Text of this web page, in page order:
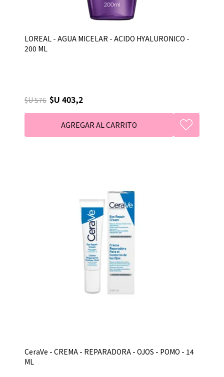
LOREAL - AGUA MICELAR - ACIDO HYALURONICO -
200 ML
$U 576 $U 403,2
CeraVe - CREMA - REPARADORA - OJOS - POMO - 14
ML